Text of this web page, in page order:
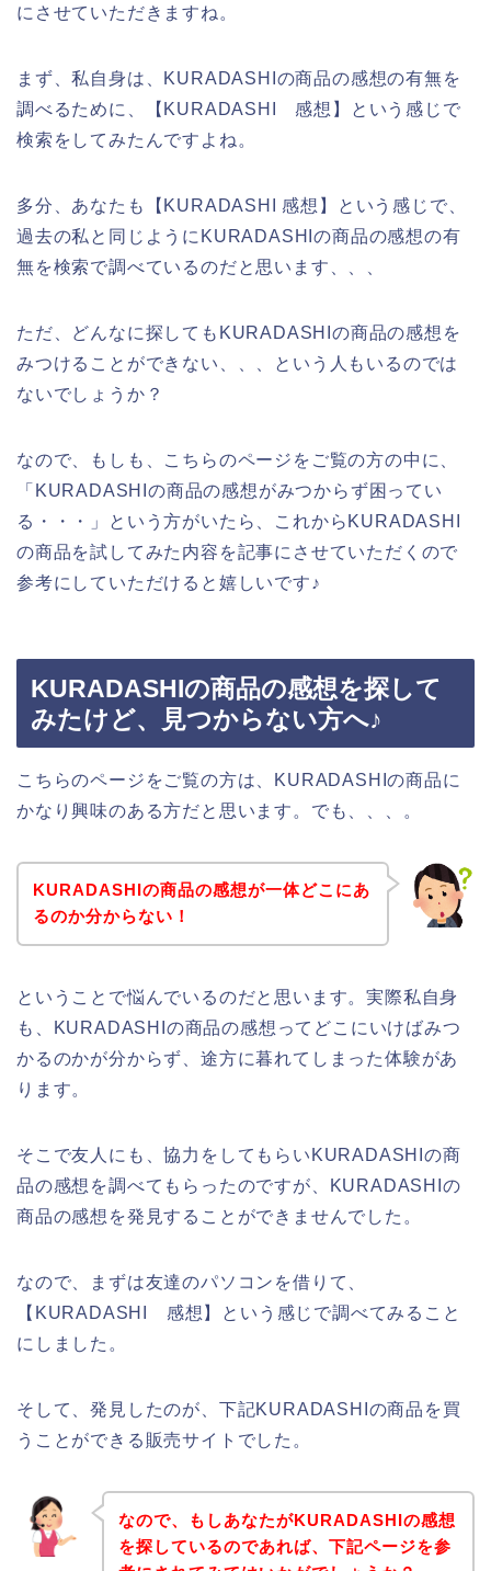
にさせていただきますね。
まず、私自身は、KURADASHIの商品の感想の有無を
調べるために、【KURADASHI 感想】という感じで
検索をしてみたんですよね。
多分、あなたも【KURADASHI 感想】という感じで、
過去の私と同じようにKURADASHIの商品の感想の有
無を検索で調べているのだと思います、、、
ただ、どんなに探してもKURADASHIの商品の感想を
みつけることができない、、、という人もいるのでは
ないでしょうか？
なので、もしも、こちらのページをご覧の方の中に、
「KURADASHIの商品の感想がみつからず困ってい
る・・・」という方がいたら、これからKURADASHI
の商品を試してみた内容を記事にさせていただくので
参考にしていただけると嬉しいです♪
KURADASHIの商品の感想を探して
みたけど、見つからない方へ♪
こちらのページをご覧の方は、KURADASHIの商品に
かなり興味のある方だと思います。でも、、、。
KURADASHIの商品の感想が一体どこにあ
るのか分からない！
ということで悩んでいるのだと思います。実際私自身
も、KURADASHIの商品の感想ってどこにいけばみつ
かるのかが分からず、途方に暮れてしまった体験があ
ります。
そこで友人にも、協力をしてもらいKURADASHIの商
品の感想を調べてもらったのですが、KURADASHIの
商品の感想を発見することができませんでした。
なので、まずは友達のパソコンを借りて、
【KURADASHI 感想】という感じで調べてみること
にしました。
そして、発見したのが、下記KURADASHIの商品を買
うことができる販売サイトでした。
なので、もしあなたがKURADASHIの感想
を探しているのであれば、下記ページを参